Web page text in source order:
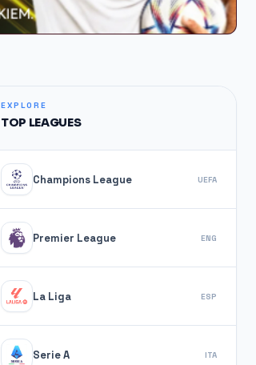
EXPLORE
TOP LEAGUES
Champions League UEFA
Premier League ENG
La Liga ESP
Serie A ITA